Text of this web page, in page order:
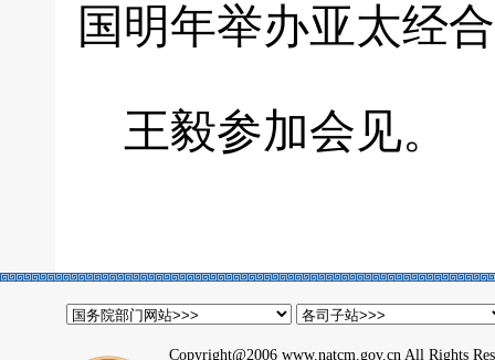
国明年举办亚太经
王毅参加会见。
Copyright@2006 www.natcm.gov.cn All Rights